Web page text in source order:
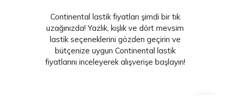
Continental lastik fiyatları şimdi bir tık
uzağınızda! Yazlık, kışlık ve dört mevsim
lastik seçeneklerini gözden geçirin ve
bütçenize uygun Continental lastik
fiyatlarını inceleyerek alışverişe başlayın!